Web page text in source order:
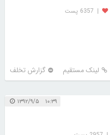
| 6357 پست
لینک مستقیم گزارش تخلف
۱۰:۳۹ ۱۳۹۲/۹/۵